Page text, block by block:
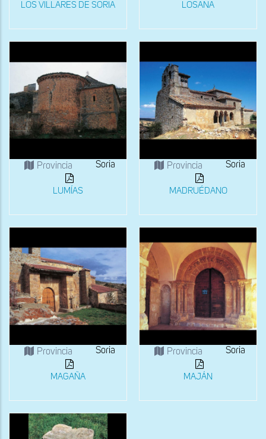
LOS VILLARES DE SORIA LOSANA
Provincia Soria
LUMÍAS
Provincia Soria
MADRUÉDANO
Provincia Soria
MAGAÑA
Provincia Soria
MAJÁN